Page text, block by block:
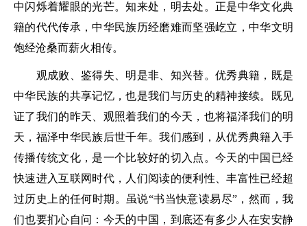
中闪烁着耀眼的光芒。知来处，明去处。正是中华文化典
籍的代代传承，中华民族历经磨难而坚强屹立，中华文明
饱经沧桑而薪火相传。
观成败、鉴得失、明是非、知兴替。优秀典籍，既是
中华民族的共享记忆，也是我们与历史的精神接续。既见
证了我们的昨天、观照着我们的今天，也将福泽我们的明
天，福泽中华民族后世千年。我们感到，从优秀典籍入手
传播传统文化，是一个比较好的切入点。今天的中国已经
快速进入互联网时代，人们阅读的便利性、丰富性已经超
过历史上的任何时期。虽说“书当快意读易尽”，然而，我
们也要扪心自问：今天的中国，到底还有多少人在安安静